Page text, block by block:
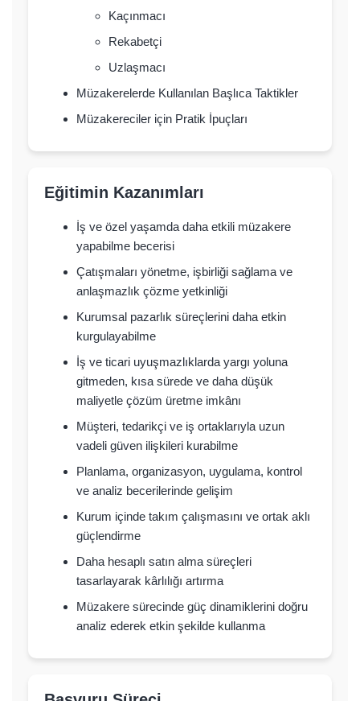
Kaçınmacı
Rekabetçi
Uzlaşmacı
Müzakerelerde Kullanılan Başlıca Taktikler
Müzakereciler için Pratik İpuçları
Eğitimin Kazanımları
İş ve özel yaşamda daha etkili müzakere
yapabilme becerisi
Çatışmaları yönetme, işbirliği sağlama ve
anlaşmazlık çözme yetkinliği
Kurumsal pazarlık süreçlerini daha etkin
kurgulayabilme
İş ve ticari uyuşmazlıklarda yargı yoluna
gitmeden, kısa sürede ve daha düşük
maliyetle çözüm üretme imkânı
Müşteri, tedarikçi ve iş ortaklarıyla uzun
vadeli güven ilişkileri kurabilme
Planlama, organizasyon, uygulama, kontrol
ve analiz becerilerinde gelişim
Kurum içinde takım çalışmasını ve ortak aklı
güçlendirme
Daha hesaplı satın alma süreçleri
tasarlayarak kârlılığı artırma
Müzakere sürecinde güç dinamiklerini doğru
analiz ederek etkin şekilde kullanma